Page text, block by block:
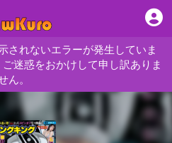
されないエラーが発生していま
迷惑をおかけして申し訳ありま
ん。